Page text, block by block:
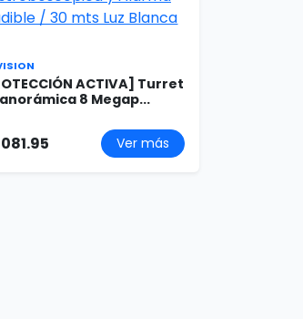
ACTIVA] Turret
8 Megap...
Ver más